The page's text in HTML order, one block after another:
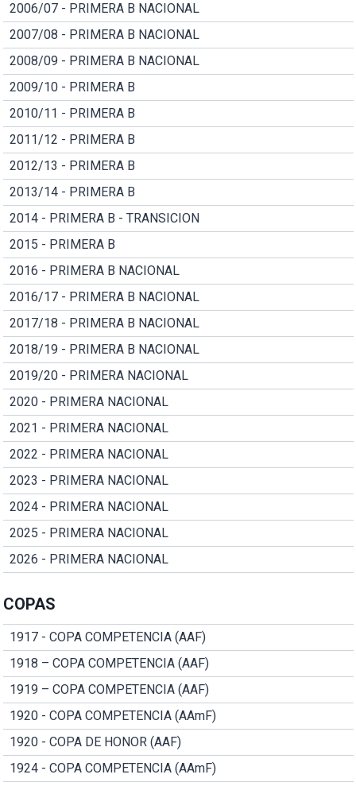
2006/07 - PRIMERA B NACIONAL
2007/08 - PRIMERA B NACIONAL
2008/09 - PRIMERA B NACIONAL
2009/10 - PRIMERA B
2010/11 - PRIMERA B
2011/12 - PRIMERA B
2012/13 - PRIMERA B
2013/14 - PRIMERA B
2014 - PRIMERA B - TRANSICION
2015 - PRIMERA B
2016 - PRIMERA B NACIONAL
2016/17 - PRIMERA B NACIONAL
2017/18 - PRIMERA B NACIONAL
2018/19 - PRIMERA B NACIONAL
2019/20 - PRIMERA NACIONAL
2020 - PRIMERA NACIONAL
2021 - PRIMERA NACIONAL
2022 - PRIMERA NACIONAL
2023 - PRIMERA NACIONAL
2024 - PRIMERA NACIONAL
2025 - PRIMERA NACIONAL
2026 - PRIMERA NACIONAL
COPAS
1917 - COPA COMPETENCIA (AAF)
1918 – COPA COMPETENCIA (AAF)
1919 – COPA COMPETENCIA (AAF)
1920 - COPA COMPETENCIA (AAmF)
1920 - COPA DE HONOR (AAF)
1924 - COPA COMPETENCIA (AAmF)